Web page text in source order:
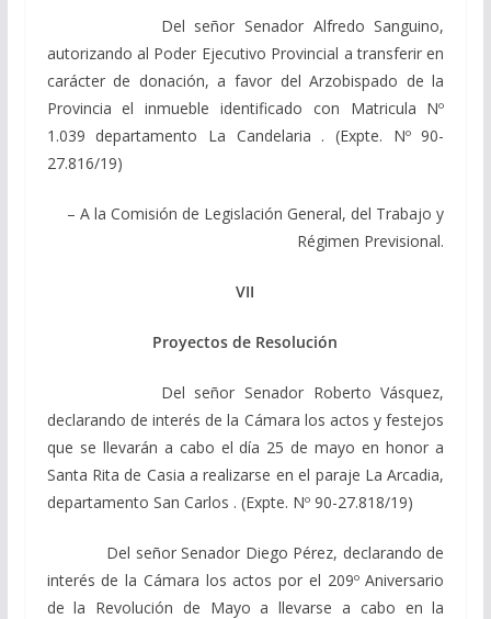
Del señor Senador Alfredo Sanguino,
autorizando al Poder Ejecutivo Provincial a transferir en
carácter de donación, a favor del Arzobispado de la
Provincia el inmueble identificado con Matricula Nº
1.039 departamento La Candelaria . (Expte. Nº 90-
27.816/19)
– A la Comisión de Legislación General, del Trabajo y
Régimen Previsional.
VII
Proyectos de Resolución
Del señor Senador Roberto Vásquez,
declarando de interés de la Cámara los actos y festejos
que se llevarán a cabo el día 25 de mayo en honor a
Santa Rita de Casia a realizarse en el paraje La Arcadia,
departamento San Carlos . (Expte. Nº 90-27.818/19)
Del señor Senador Diego Pérez, declarando de
interés de la Cámara los actos por el 209º Aniversario
de la Revolución de Mayo a llevarse a cabo en la